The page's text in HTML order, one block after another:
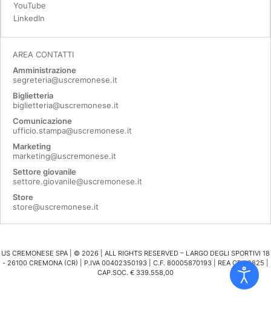
YouTube
LinkedIn
AREA CONTATTI
Amministrazione
segreteria@uscremonese.it
Biglietteria
biglietteria@uscremonese.it
Comunicazione
ufficio.stampa@uscremonese.it
Marketing
marketing@uscremonese.it
Settore giovanile
settore.giovanile@uscremonese.it
Store
store@uscremonese.it
US CREMONESE SPA | © 2026 | ALL RIGHTS RESERVED – LARGO DEGLI SPORTIVI 18
- 26100 CREMONA (CR) | P.IVA 00402350193 | C.F. 80005870193 | REA CR 98825 |
CAP.SOC. € 339.558,00